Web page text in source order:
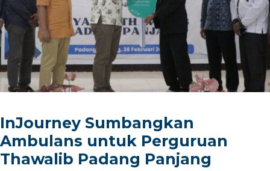
InJourney Sumbangkan
Ambulans untuk Perguruan
Thawalib Padang Panjang